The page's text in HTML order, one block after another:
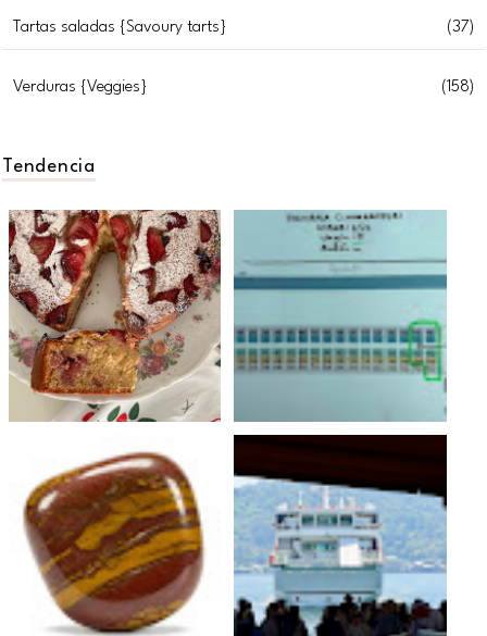
Tartas saladas {Savoury tarts} (37)
Verduras {Veggies} (158)
Tendencia